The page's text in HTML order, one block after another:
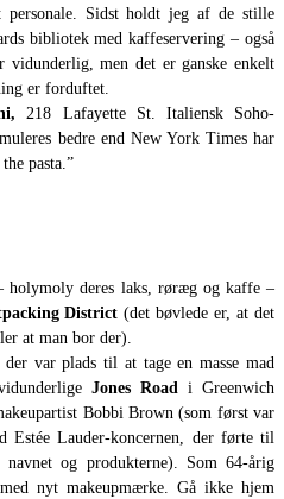
personale. Sidst holdt jeg af de stille
bibliotek med kaffeservering – også
vidunderlig, men det er ganske enkelt
er forduftet.
,218 Lafayette St. Italiensk Soho-
bedre end New York Times har
pasta.”
holymoly deres laks, røræg og kaffe –
District(det bøvlede er, at det
at man bor der).
var plads til at tage en masse mad
Jones Roadi Greenwich
Bobbi Brown (som først var
Estée Lauder-koncernen, der førte til
og produkterne). Som 64-årig
nyt makeupmærke. Gå ikke hjem